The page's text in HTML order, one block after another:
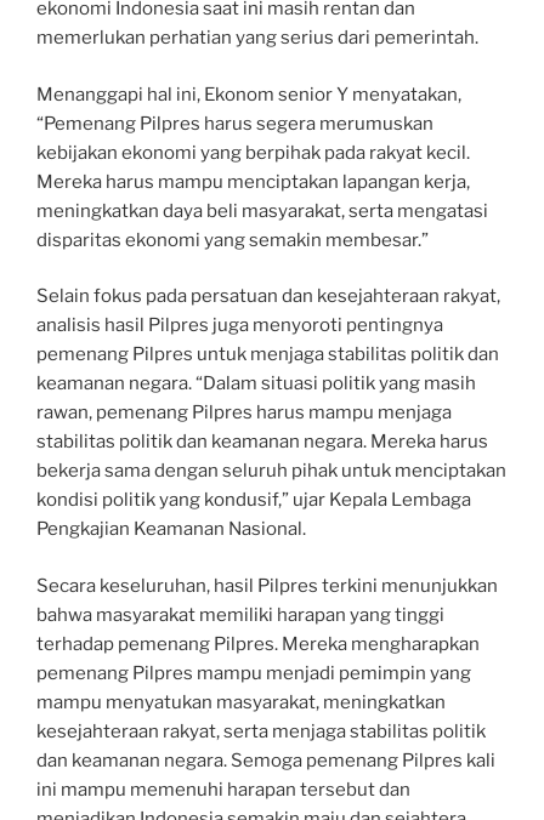
ekonomi Indonesia saat ini masih rentan dan
memerlukan perhatian yang serius dari pemerintah.
Menanggapi hal ini, Ekonom senior Y menyatakan,
“Pemenang Pilpres harus segera merumuskan
kebijakan ekonomi yang berpihak pada rakyat kecil.
Mereka harus mampu menciptakan lapangan kerja,
meningkatkan daya beli masyarakat, serta mengatasi
disparitas ekonomi yang semakin membesar.”
Selain fokus pada persatuan dan kesejahteraan rakyat,
analisis hasil Pilpres juga menyoroti pentingnya
pemenang Pilpres untuk menjaga stabilitas politik dan
keamanan negara. “Dalam situasi politik yang masih
rawan, pemenang Pilpres harus mampu menjaga
stabilitas politik dan keamanan negara. Mereka harus
bekerja sama dengan seluruh pihak untuk menciptakan
kondisi politik yang kondusif,” ujar Kepala Lembaga
Pengkajian Keamanan Nasional.
Secara keseluruhan, hasil Pilpres terkini menunjukkan
bahwa masyarakat memiliki harapan yang tinggi
terhadap pemenang Pilpres. Mereka mengharapkan
pemenang Pilpres mampu menjadi pemimpin yang
mampu menyatukan masyarakat, meningkatkan
kesejahteraan rakyat, serta menjaga stabilitas politik
dan keamanan negara. Semoga pemenang Pilpres kali
ini mampu memenuhi harapan tersebut dan